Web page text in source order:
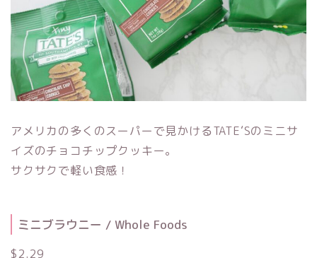
アメリカの多くのスーパーで見かけるTATE‘Sのミニサ
イズのチョコチップクッキー。
サクサクで軽い食感！
ミニブラウニー / Whole Foods
$2.29